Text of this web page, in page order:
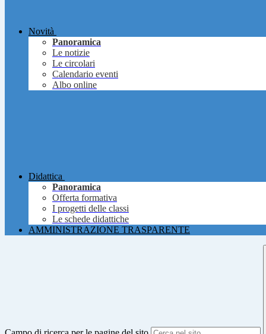
Novità
Panoramica
Le notizie
Le circolari
Calendario eventi
Albo online
Didattica
Panoramica
Offerta formativa
I progetti delle classi
Le schede didattiche
AMMINISTRAZIONE TRASPARENTE